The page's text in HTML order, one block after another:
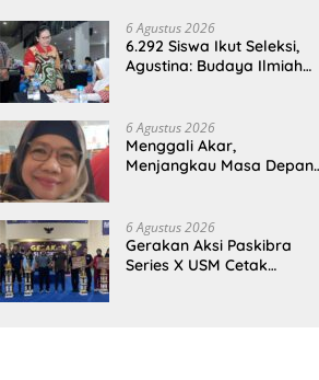
6 Agustus 2026
6.292 Siswa Ikut Seleksi,
Agustina: Budaya Ilmiah
6 Agustus 2026
Menggali Akar,
Menjangkau Masa Depan:
Berkelanjutan
6 Agustus 2026
Gerakan Aksi Paskibra
Series X USM Cetak